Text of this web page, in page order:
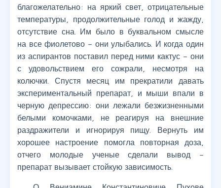
благожелательно: на яркий свет, отрицательные
температуры, продолжительные голод и жажду,
отсутствие сна. Им было в буквальном смысле
на все фиолетово – они улыбались. И когда один
из аспирантов поставил перед ними кактус – они
с удовольствием его сожрали, несмотря на
колючки. Спустя месяц им прекратили давать
экспериментальный препарат, и мыши впали в
черную депрессию: они лежали безжизненными
белыми комочками, не реагируя на внешние
раздражители и игнорируя пищу. Вернуть им
хорошее настроение помогла повторная доза,
отчего молодые ученые сделали вывод –
препарат вызывает стойкую зависимость.